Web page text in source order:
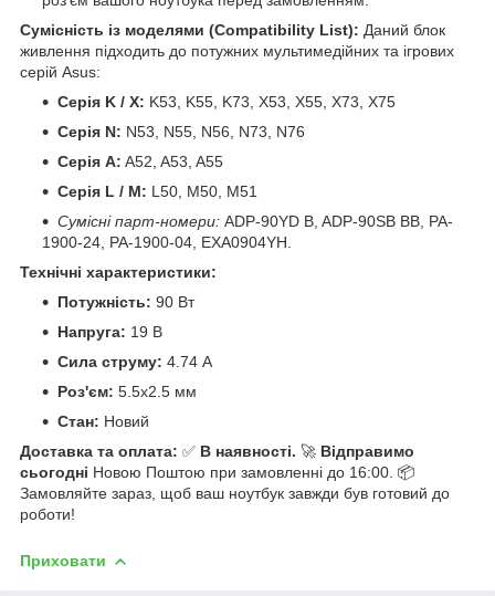
Сумісність із моделями (Compatibility List): Даний блок
живлення підходить до потужних мультимедійних та ігрових
серій Asus:
Серія K / X: K53, K55, K73, X53, X55, X73, X75
Серія N: N53, N55, N56, N73, N76
Серія A: A52, A53, A55
Серія L / M: L50, M50, M51
Сумісні парт-номери: ADP-90YD B, ADP-90SB BB, PA-
1900-24, PA-1900-04, EXA0904YH.
Технічні характеристики:
Потужність: 90 Вт
Напруга: 19 В
Сила струму: 4.74 А
Роз'єм: 5.5x2.5 мм
Стан: Новий
Доставка та оплата: ✅ В наявності. 🚀 Відправимо
сьогодні Новою Поштою при замовленні до 16:00. 📦
Замовляйте зараз, щоб ваш ноутбук завжди був готовий до
роботи!
Приховати